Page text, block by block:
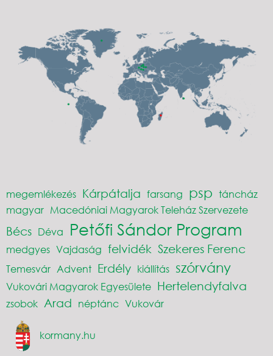
megemlékezés Kárpátalja farsang psp táncház
magyar Macedóniai Magyarok Teleház Szervezete
Bécs Déva Petőfi Sándor Program
medgyes Vajdaság felvidék Szekeres Ferenc
Temesvár Advent Erdély kiállítás szórvány
Vukovári Magyarok Egyesülete Hertelendyfalva
zsobok Arad néptánc Vukovár
kormany.hu